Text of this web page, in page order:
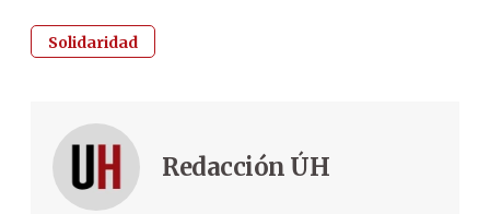
Solidaridad
Redacción ÚH